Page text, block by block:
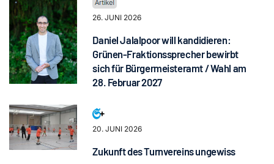
26. JUNI 2026
Daniel Jalalpoor will kandidieren:
Grünen-Fraktionssprecher bewirbt
sich für Bürgermeisteramt / Wahl am
28. Februar 2027
20. JUNI 2026
Zukunft des Turnvereins ungewiss